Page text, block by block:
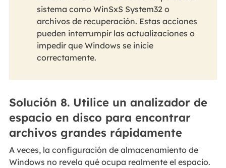
sistema como WinSxS System32 o
archivos de recuperación. Estas acciones
pueden interrumpir las actualizaciones o
impedir que Windows se inicie
correctamente.
Solución 8. Utilice un analizador de
espacio en disco para encontrar
archivos grandes rápidamente
A veces, la configuración de almacenamiento de
Windows no revela qué ocupa realmente el espacio.